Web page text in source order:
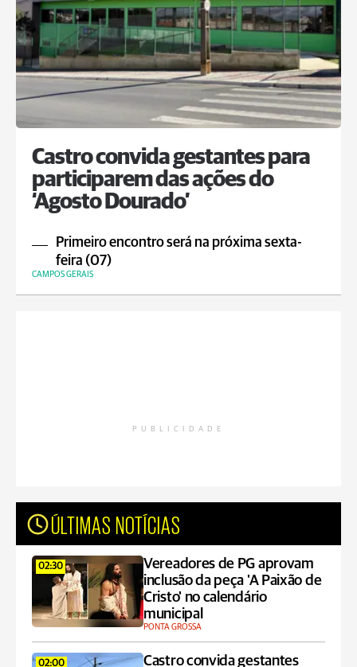
Castro convida gestantes para
participarem das ações do
‘Agosto Dourado’
Primeiro encontro será na próxima sexta-
feira (07)
CAMPOS GERAIS
PUBLICIDADE
ÚLTIMAS NOTÍCIAS
02:30
Vereadores de PG aprovam
inclusão da peça 'A Paixão de
Cristo' no calendário
municipal
PONTA GROSSA
02:00
Castro convida gestantes